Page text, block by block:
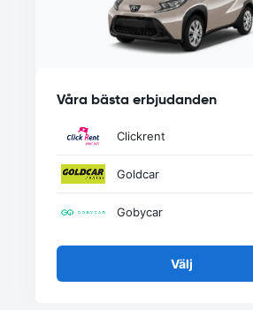
Våra bästa erbjudanden
Clickrent
Goldcar
Gobycar
Välj